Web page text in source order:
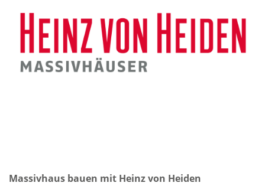
Massivhaus bauen mit Heinz von Heiden